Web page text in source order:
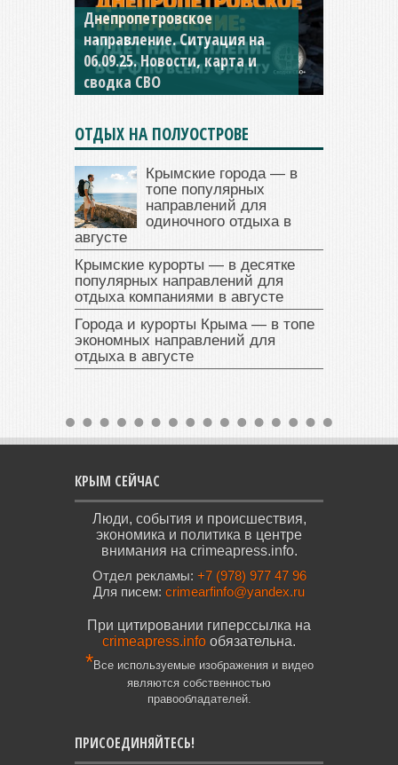
Константиновское
направление. Ситуация на
04.09.25 Новости, карта и
сводка СВО
ОТДЫХ НА ПОЛУОСТРОВЕ
Крымские города — в
топе популярных
направлений для
одиночного отдыха в
августе
Крымские курорты — в десятке
популярных направлений для
отдыха компаниями в августе
Города и курорты Крыма — в топе
экономных направлений для
отдыха в августе
КРЫМ СЕЙЧАС
Люди, события и происшествия,
экономика и политика в центре
внимания на crimeapress.info.
Отдел рекламы: +7 (978) 977 47 96
Для писем: crimearfinfo@yandex.ru
При цитировании гиперссылка на
crimeapress.info обязательна.
*Все используемые изображения и видео
являются собственностью
правообладателей.
ПРИСОЕДИНЯЙТЕСЬ!